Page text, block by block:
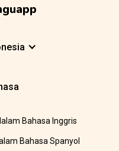
Bahasa Inggris
Bahasa Spanyol